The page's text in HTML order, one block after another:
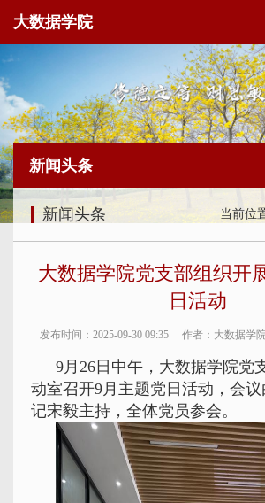
大数据学院
新闻头条
新闻头条 当前位
大数据学院党支部组织开
日活动
发布时间：2025-09-30 09:35 作者：大数据学
9月26日中午，大数据学院党
动室召开9月主题党日活动，会
记宋毅主持，全体党员参会。